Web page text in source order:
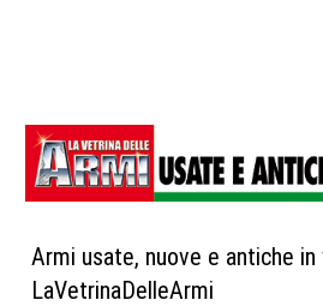
Armi usate, nuove e antiche in
LaVetrinaDelleArmi